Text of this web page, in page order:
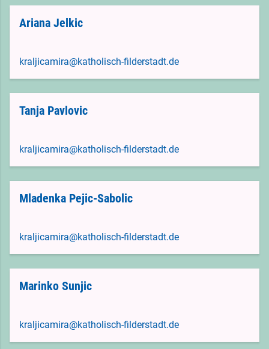
Ariana Jelkic
kraljicamira@katholisch-filderstadt.de
Tanja Pavlovic
kraljicamira@katholisch-filderstadt.de
Mladenka Pejic-Sabolic
kraljicamira@katholisch-filderstadt.de
Marinko Sunjic
kraljicamira@katholisch-filderstadt.de